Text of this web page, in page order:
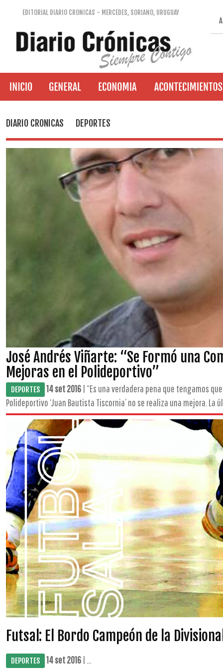
EDITORIAL DIARIO CRONICAS - MERCEDES, SORIANO, URUGUAY
DIARIO CRONICAS DEPORTES
José Andrés Viñarte: “Se Formó una
Mejoras en el Polideportivo”
DEPORTES 14 set 2016 | “Es una verdadera pena que tengamos
Polideportivo ‘Juan Bautista Tiscornia’ no se realiza una mejora. La
Futsal: El Bordo Campeón de la
DEPORTES 14 set 2016 | ...